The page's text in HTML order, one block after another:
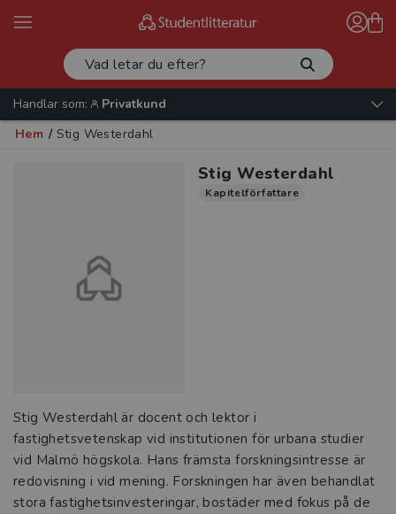
Handlar som:
Privatkund
Hem / Stig Westerdahl
Stig Westerdahl
Kapitelförfattare
Stig Westerdahl är docent och lektor i
fastighetsvetenskap vid institutionen för urbana studier
vid Malmö högskola. Hans främsta forskningsintresse är
redovisning i vid mening. Forskningen har även behandlat
stora fastighetsinvesteringar, bostäder med fokus på de